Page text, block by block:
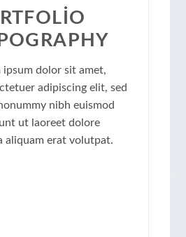
ipsum dolor sit amet,
adipiscing elit, sed
nibh euismod
ut laoreet dolore
aliquam erat volutpat.